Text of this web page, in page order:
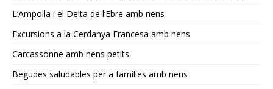
L’Ampolla i el Delta de l’Ebre amb nens
Excursions a la Cerdanya Francesa amb nens
Carcassonne amb nens petits
Begudes saludables per a famílies amb nens